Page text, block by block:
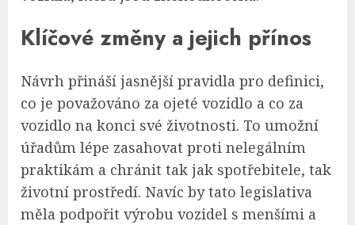
Klíčové změny a jejich přínos
Návrh přináší jasnější pravidla pro definici,
co je považováno za ojeté vozidlo a co za
vozidlo na konci své životnosti. To umožní
úřadům lépe zasahovat proti nelegálním
praktikám a chránit tak jak spotřebitele, tak
životní prostředí. Navíc by tato legislativa
měla podpořit výrobu vozidel s menšími a